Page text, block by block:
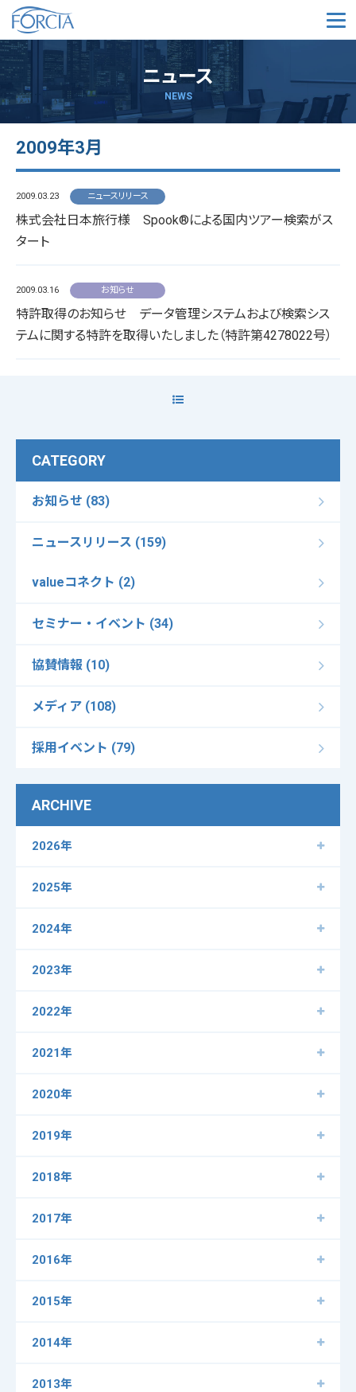
メ
ニュース
NEWS
2009年3月
2009.03.23 ニュースリリース
株式会社日本旅行様 Spook®による国内ツアー検索がス
タート
2009.03.16 お知らせ
特許取得のお知らせ データ管理システムおよび検索シス
テムに関する特許を取得いたしました（特許第4278022号）
CATEGORY
お知らせ (83)
ニュースリリース (159)
valueコネクト (2)
セミナー・イベント (34)
協賛情報 (10)
メディア (108)
採用イベント (79)
ARCHIVE
2026年
2025年
2024年
2023年
2022年
2021年
2020年
2019年
2018年
2017年
2016年
2015年
2014年
2013年